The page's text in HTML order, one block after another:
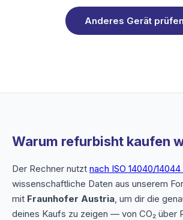
Anderes Gerät prüfen
Warum refurbisht kaufen
Der Rechner nutzt nach ISO 14040/
wissenschaftliche Daten aus unserem
mit Fraunhofer Austria, um dir die
deines Kaufs zu zeigen — von CO₂ über